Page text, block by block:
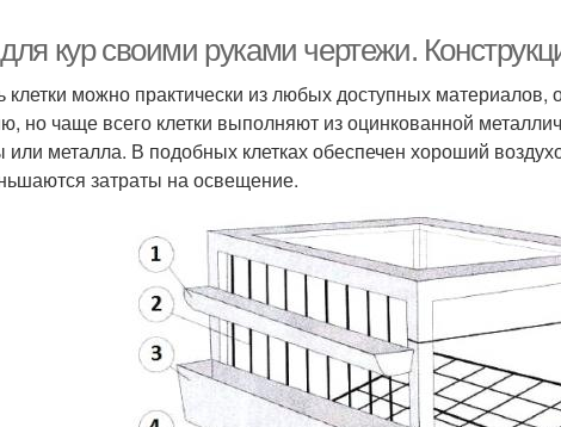
кур своими руками чертежи.
клетки можно практически из любых доступных
но чаще всего клетки выполняют из оцинкованной
или металла. В подобных клетках обеспечен хороший
затраты на освещение.